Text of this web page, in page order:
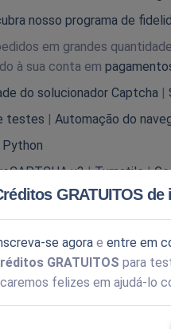
nosso programa de
em grandes
à sua conta em
do solucionador Captcha |
testes | Automação do
Python
v3|Turnstile|
|Anti-Captcha|
de programação mais
GRATUITOS
se agora e entre em
GRATUITOS para
felizes em ajudá-lo